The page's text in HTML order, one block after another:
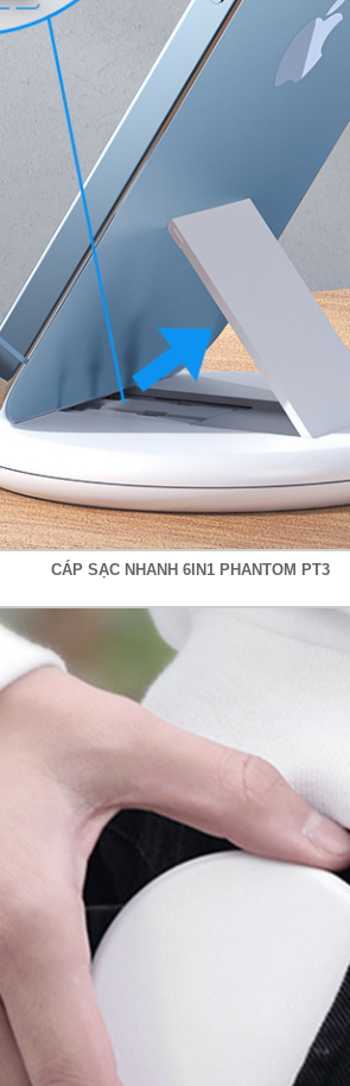
CÁP SẠC NHANH 6IN1 PHANTOM PT3